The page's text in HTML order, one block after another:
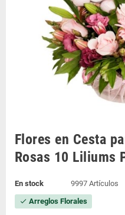
Flores en Cesta
Rosas 10 Liliums
En stock 9997 Artículos
check Arreglos Florales